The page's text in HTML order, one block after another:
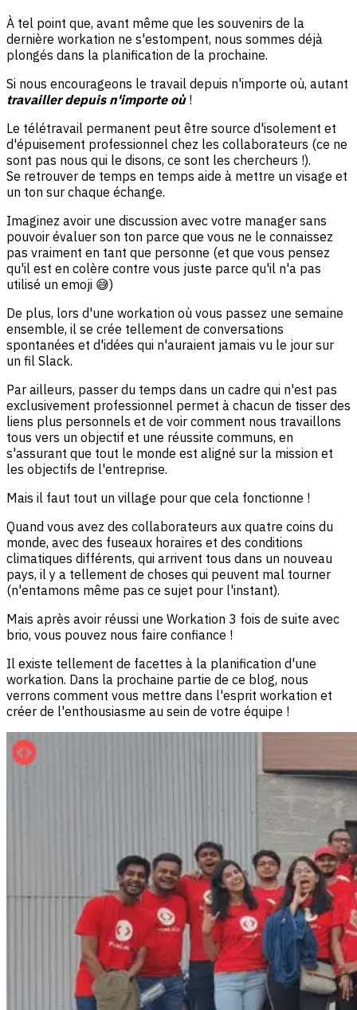
À tel point que, avant même que les souvenirs de la
dernière workation ne s'estompent, nous sommes déjà
plongés dans la planification de la prochaine.
Si nous encourageons le travail depuis n'importe où, autant
travailler depuis n'importe où!
Le télétravail permanent peut être source d'isolement et
d'épuisement professionnel chez les collaborateurs (ce ne
sont pas nous qui le disons, ce sont les chercheurs !).
Se retrouver de temps en temps aide à mettre un visage et
un ton sur chaque échange.
Imaginez avoir une discussion avec votre manager sans
pouvoir évaluer son ton parce que vous ne le connaissez
pas vraiment en tant que personne (et que vous pensez
qu'il est en colère contre vous juste parce qu'il n'a pas
utilisé un emoji 😅)
De plus, lors d'une workation où vous passez une semaine
ensemble, il se crée tellement de conversations
spontanées et d'idées qui n'auraient jamais vu le jour sur
un fil Slack.
Par ailleurs, passer du temps dans un cadre qui n'est pas
exclusivement professionnel permet à chacun de tisser des
liens plus personnels et de voir comment nous travaillons
tous vers un objectif et une réussite communs, en
s'assurant que tout le monde est aligné sur la mission et
les objectifs de l'entreprise.
Mais il faut tout un village pour que cela fonctionne !
Quand vous avez des collaborateurs aux quatre coins du
monde, avec des fuseaux horaires et des conditions
climatiques différents, qui arrivent tous dans un nouveau
pays, il y a tellement de choses qui peuvent mal tourner
(n'entamons même pas ce sujet pour l'instant).
Mais après avoir réussi une Workation 3 fois de suite avec
brio, vous pouvez nous faire confiance !
Il existe tellement de facettes à la planification d'une
workation. Dans la prochaine partie de ce blog, nous
verrons comment vous mettre dans l'esprit workation et
créer de l'enthousiasme au sein de votre équipe !